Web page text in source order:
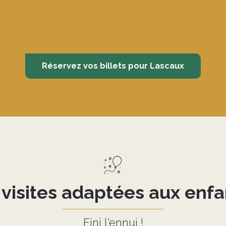
Réservez vos billets pour Lascaux
adaptées aux
Fini l'ennui !